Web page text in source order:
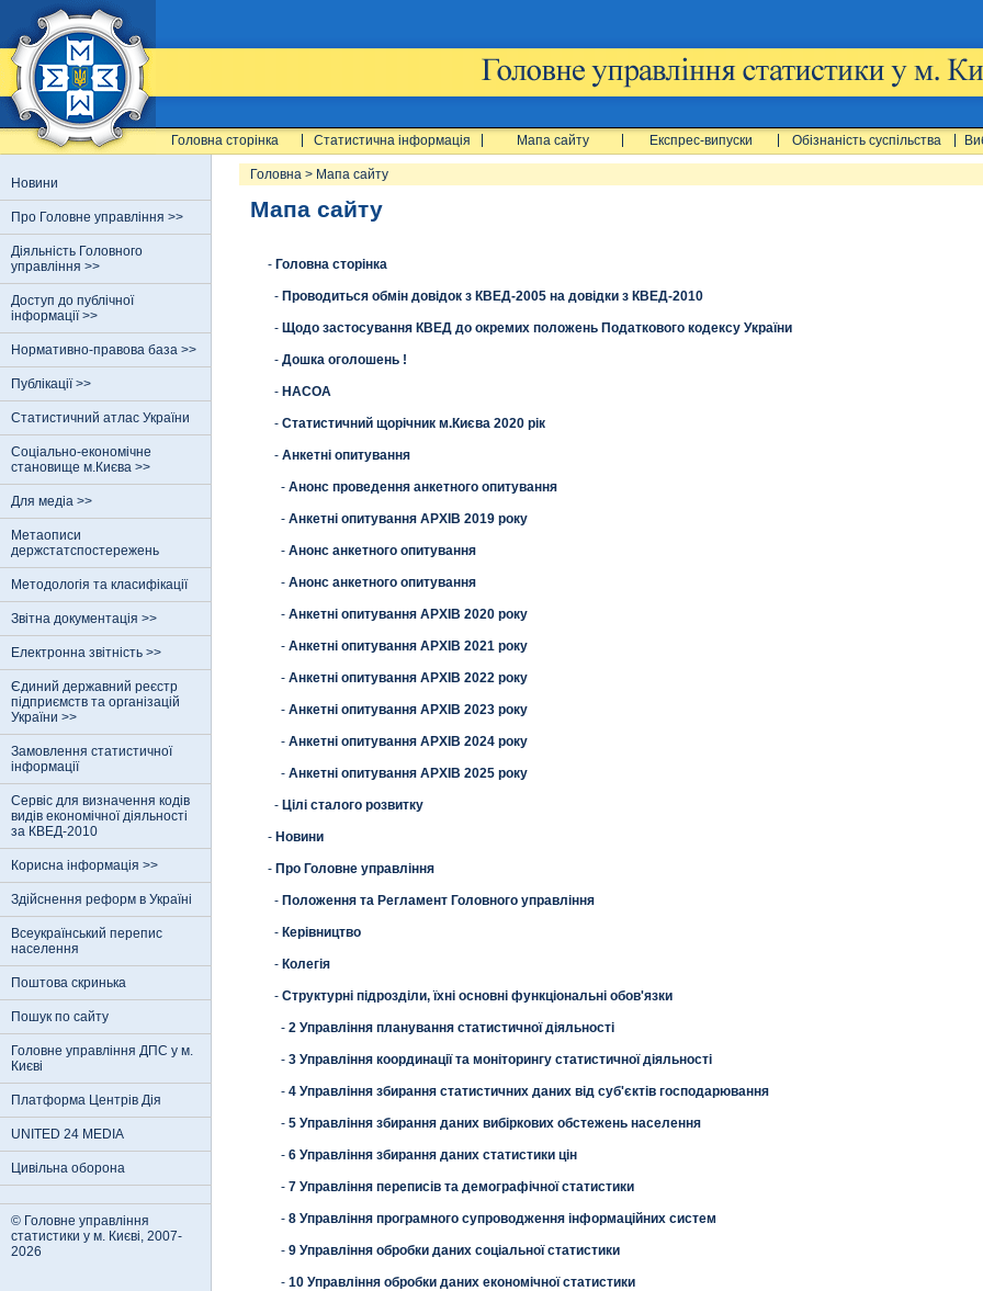
Головна сторінка Статистична інформація Мапа сайту Експрес-випуски Обізнаність суспільства
Новини
Про Головне управління >>
Діяльність Головного
управління >>
Доступ до публічної
інформації >>
Нормативно-правова база >>
Публікації >>
Статистичний атлас України
Соціально-економічне
становище м.Києва >>
Для медіа >>
Метаописи
держстатспостережень
Методологія та класифікації
Звітна документація >>
Електронна звітність >>
Єдиний державний реєстр
пiдприємств та органiзацiй
України >>
Замовлення статистичної
інформації
Сервіс для визначення кодів
видів економічної діяльності
за КВЕД-2010
Корисна інформація >>
Здійснення реформ в Україні
Всеукраїнський перепис
населення
Поштова скринька
Пошук по сайту
Головне управління ДПС у м.
Києві
Платформа Центрів Дія
UNITED 24 MEDIA
Цивільна оборона
© Головне управління
статистики у м. Києві, 2007-
2026
Головна > Мапа сайту
Мапа сайту
- Головна сторінка
- Проводиться обмін довідок з КВЕД-2005 на довідки з КВЕД-2010
- Щодо застосування КВЕД до окремих положень Податкового кодексу України
- Дошка оголошень !
- НАСОА
- Статистичний щорічник м.Києва 2020 рік
- Анкетні опитування
- Анонс проведення анкетного опитування
- Анкетні опитування АРХІВ 2019 року
- Анонс анкетного опитування
- Анонс анкетного опитування
- Анкетні опитування АРХІВ 2020 року
- Анкетні опитування АРХІВ 2021 року
- Анкетні опитування АРХІВ 2022 року
- Анкетні опитування АРХІВ 2023 року
- Анкетні опитування АРХІВ 2024 року
- Анкетні опитування АРХІВ 2025 року
- Цілі сталого розвитку
- Новини
- Про Головне управління
- Положення та Регламент Головного управління
- Керівництво
- Колегія
- Структурні підрозділи, їхні основні функціональні обов'язки
- 2 Управління планування статистичної діяльності
- 3 Управління координації та моніторингу статистичної діяльності
- 4 Управління збирання статистичних даних від суб'єктів господарювання
- 5 Управління збирання даних вибіркових обстежень населення
- 6 Управління збирання даних статистики цін
- 7 Управління переписів та демографічної статистики
- 8 Управління програмного супроводження інформаційних систем
- 9 Управління обробки даних соціальної статистики
- 10 Управління обробки даних економічної статистики